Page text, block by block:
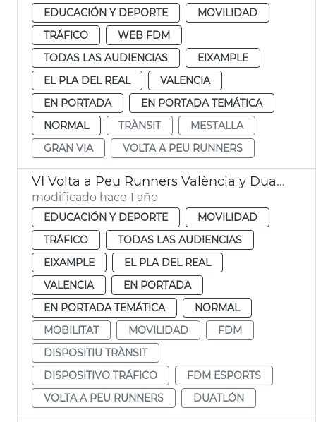
EDUCACIÓN Y DEPORTE
MOVILIDAD
TRÁFICO
WEB FDM
TODAS LAS AUDIENCIAS
EIXAMPLE
EL PLA DEL REAL
VALENCIA
EN PORTADA
EN PORTADA TEMÁTICA
NORMAL
TRÀNSIT
MESTALLA
GRAN VIA
VOLTA A PEU RUNNERS
VI Volta a Peu Runners València y Duatlon by Mtri València
modificado hace 1 año
EDUCACIÓN Y DEPORTE
MOVILIDAD
TRÁFICO
TODAS LAS AUDIENCIAS
EIXAMPLE
EL PLA DEL REAL
VALENCIA
EN PORTADA
EN PORTADA TEMÁTICA
NORMAL
MOBILITAT
MOVILIDAD
FDM
DISPOSITIU TRÀNSIT
DISPOSITIVO TRÁFICO
FDM ESPORTS
VOLTA A PEU RUNNERS
DUATLÓN